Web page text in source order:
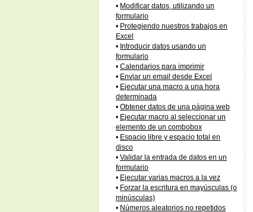
• Modificar datos, utilizando un
formulario
• Protegiendo nuestros trabajos en
Excel
• Introducir datos usando un
formulario
• Calendarios para imprimir
• Enviar un email desde Excel
• Ejecutar una macro a una hora
determinada
• Obtener datos de una página web
• Ejecutar macro al seleccionar un
elemento de un combobox
• Espacio libre y espacio total en
disco
• Validar la entrada de datos en un
formulario
• Ejecutar varias macros a la vez
• Forzar la escritura en mayúsculas (o
minúsculas)
• Números aleatorios no repetidos